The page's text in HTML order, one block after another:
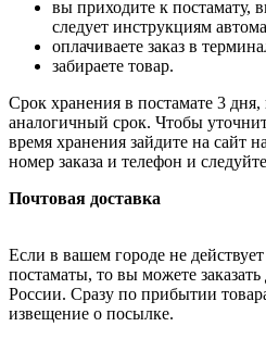
вы приходите к постамату,
следует инструкциям
оплачиваете заказ в
забираете товар.
Срок хранения в постамате 3
аналогичный срок. Чтобы
время хранения зайдите на сайт
номер заказа и телефон и
Почтовая доставка
Если в вашем городе не
постаматы, то вы можете заказать
России. Сразу по прибытии
извещение о посылке.